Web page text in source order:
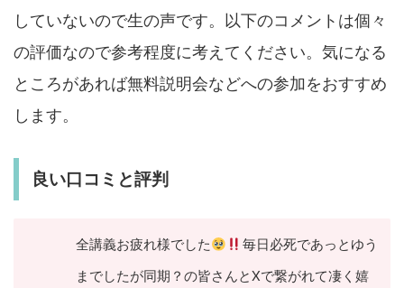
していないので生の声です。以下のコメントは個々
の評価なので参考程度に考えてください。気になる
ところがあれば無料説明会などへの参加をおすすめ
します。
良い口コミと評判
全講義お疲れ様でした
毎日必死であっとゆう
までしたが同期？の皆さんとXで繋がれて凄く嬉